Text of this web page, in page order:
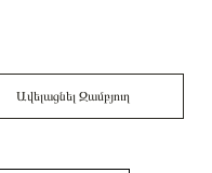
Ավելացնել Զամբյուղ